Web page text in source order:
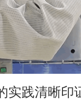
实践清晰印